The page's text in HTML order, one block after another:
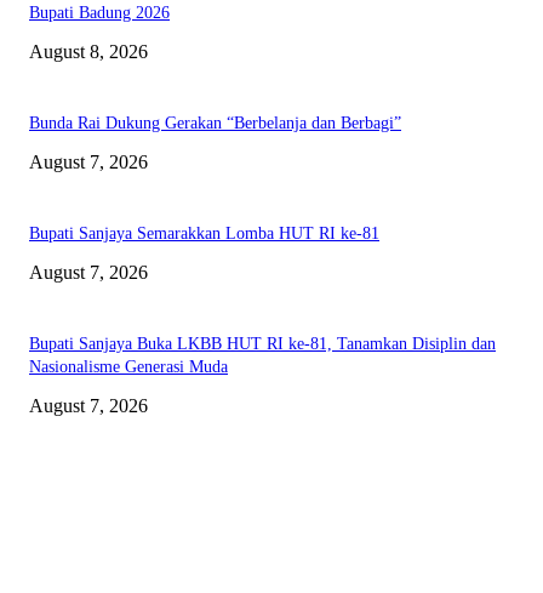
Bupati Badung 2026
August 8, 2026
Bunda Rai Dukung Gerakan “Berbelanja dan Berbagi”
August 7, 2026
Bupati Sanjaya Semarakkan Lomba HUT RI ke-81
August 7, 2026
Bupati Sanjaya Buka LKBB HUT RI ke-81, Tanamkan Disiplin dan
Nasionalisme Generasi Muda
August 7, 2026